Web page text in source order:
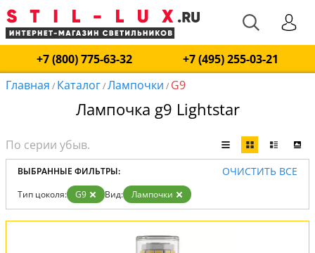
+7 (800) 775-63-32
+7 (495) 255-03-21
Главная / Каталог/Лампочки / G9
Лампочка g9 Lightstar
ВЫБРАННЫЕ ФИЛЬТРЫ: ОЧИСТИТЬ ВСЕ
Тип цоколя: G9 Вид: Лампочки